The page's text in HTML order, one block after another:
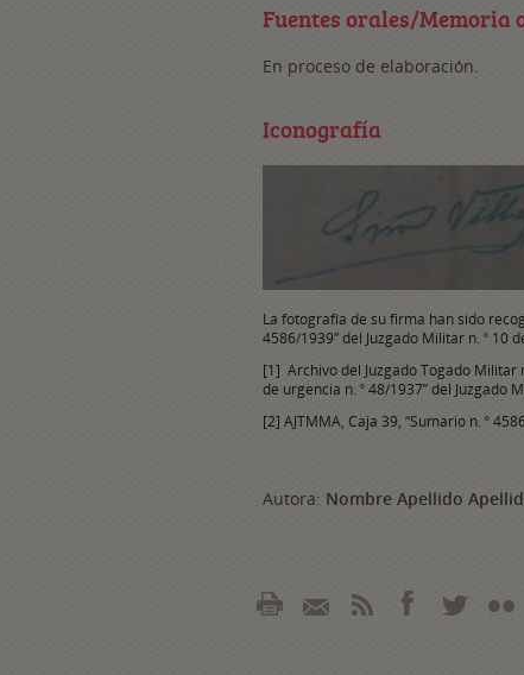
Fuentes orales/Memoria
En proceso de elaboración.
Iconografía
La fotografía de su firma han sido
4586/1939” del Juzgado Militar n. º 10
[1] Archivo del Juzgado Togado Militar
de urgencia n. º 48/1937” del Juzgado
[2] AJTMMA, Caja 39, “Sumario n. º
Autora: Nombre Apellido